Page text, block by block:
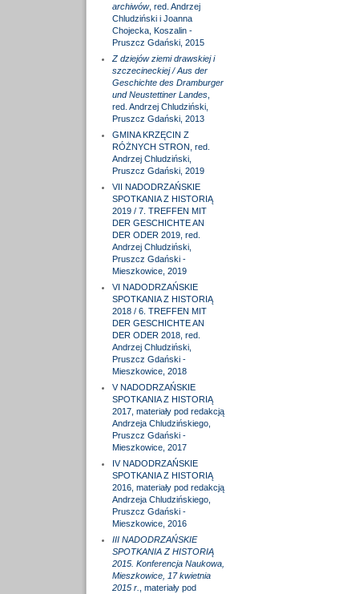
archiwów, red. Andrzej
Chludziński i Joanna
Chojecka, Koszalin -
Pruszcz Gdański, 2015
Z dziejów ziemi drawskiej i
szczecineckiej / Aus der
Geschichte des Dramburger
und Neustettiner Landes,
red. Andrzej Chludziński,
Pruszcz Gdański, 2013
GMINA KRZĘCIN Z
RÓŻNYCH STRON, red.
Andrzej Chludziński,
Pruszcz Gdański, 2019
VII NADODRZAŃSKIE
SPOTKANIA Z HISTORIĄ
2019 / 7. TREFFEN MIT
DER GESCHICHTE AN
DER ODER 2019, red.
Andrzej Chludziński,
Pruszcz Gdański -
Mieszkowice, 2019
VI NADODRZAŃSKIE
SPOTKANIA Z HISTORIĄ
2018 / 6. TREFFEN MIT
DER GESCHICHTE AN
DER ODER 2018, red.
Andrzej Chludziński,
Pruszcz Gdański -
Mieszkowice, 2018
V NADODRZAŃSKIE
SPOTKANIA Z HISTORIĄ
2017, materiały pod redakcją
Andrzeja Chludzińskiego,
Pruszcz Gdański -
Mieszkowice, 2017
IV NADODRZAŃSKIE
SPOTKANIA Z HISTORIĄ
2016, materiały pod redakcją
Andrzeja Chludzińskiego,
Pruszcz Gdański -
Mieszkowice, 2016
III NADODRZAŃSKIE
SPOTKANIA Z HISTORIĄ
2015. Konferencja Naukowa,
Mieszkowice, 17 kwietnia
2015 r.
, materiały pod